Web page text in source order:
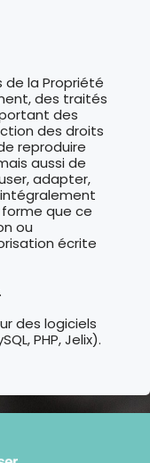
de la Propriété
des traités
des
des droits
reproduire
aussi de
adapter,
que ce
ou
écrite
des logiciels
PHP, Jelix).